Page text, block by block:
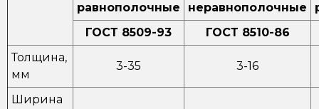
равнополочные
неравнополочные
ГОСТ 8509-93
ГОСТ 8510-86
Толщина,
мм
3-35 3-16
Ширина